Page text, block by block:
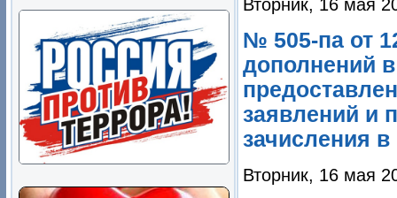
Вторник, 16 мая
№ 505-па от
дополнений
заявлений и
зачисления
Вторник, 16 мая